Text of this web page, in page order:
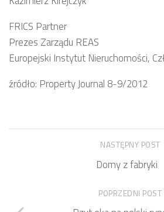
FRICS Partner
Prezes Zarządu REAS
Europejski Instytut Nieruchomości,
źródło: Property Journal 8-9/2012
NASTĘPNY POST
Domy z fabryki
POPRZEDNI POST